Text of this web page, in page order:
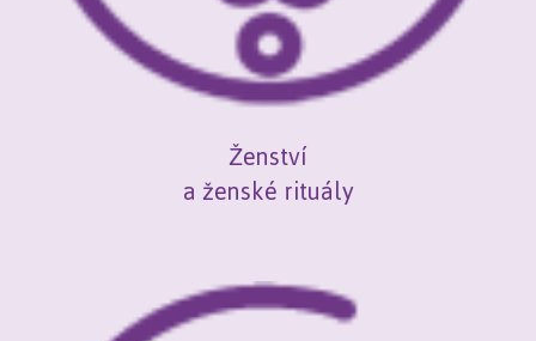
Ženství
a ženské rituály